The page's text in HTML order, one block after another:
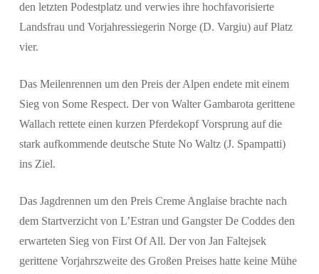
den letzten Podestplatz und verwies ihre hochfavorisierte
Landsfrau und Vorjahressiegerin Norge (D. Vargiu) auf Platz
vier.
Das Meilenrennen um den Preis der Alpen endete mit einem
Sieg von Some Respect. Der von Walter Gambarota gerittene
Wallach rettete einen kurzen Pferdekopf Vorsprung auf die
stark aufkommende deutsche Stute No Waltz (J. Spampatti)
ins Ziel.
Das Jagdrennen um den Preis Creme Anglaise brachte nach
dem Startverzicht von L’Estran und Gangster De Coddes den
erwarteten Sieg von First Of All. Der von Jan Faltejsek
gerittene Vorjahrszweite des Großen Preises hatte keine Mühe